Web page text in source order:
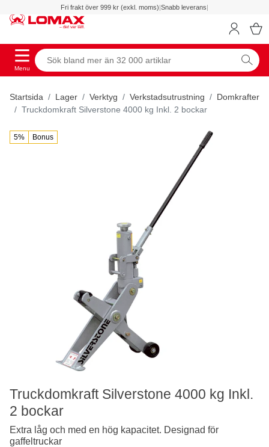
Fri frakt över 999 kr (exkl. moms)|Snabb leverans|
Menu
Startsida Lager Verktyg Verkstadsutrustning
Domkrafter
Truckdomkraft Silverstone 4000 kg Inkl. 2 bockar
5% Bonus
Truckdomkraft Silverstone 4000 kg Inkl.
2 bockar
Extra låg och med en hög kapacitet. Designad för
gaffeltruckar